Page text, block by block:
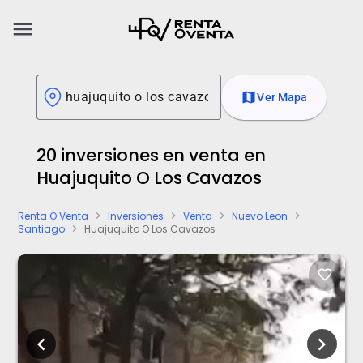
menu
mapVer Mapa
20 inversiones en venta en
Huajuquito O Los Cavazos
Renta O Venta chevron_right Inversiones chevron_right Venta chevron_right Nuevo Leon chevron_right
Santiago chevron_right Huajuquito O Los Cavazos
favorite_border
chevron_left chevron_right